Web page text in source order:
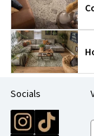
Socials